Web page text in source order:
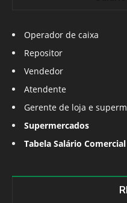
Operador de caixa
Repositor
Vendedor
Atendente
Gerente de loja e
Supermercados
Tabela Salário Comercial